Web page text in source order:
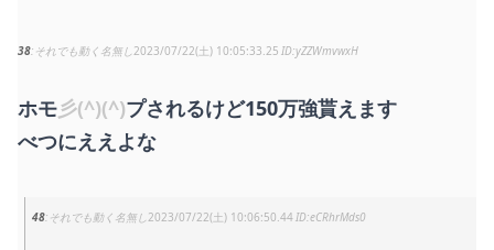
38 それでも動く名無し 2023/07/22(土) 10:05:33.25 yZZWmvwxH
ホモ彡(^)(^)プされるけど150万強貰えます
べつにええよな
48 それでも動く名無し 2023/07/22(土) 10:06:50.44 eCRhrMds0